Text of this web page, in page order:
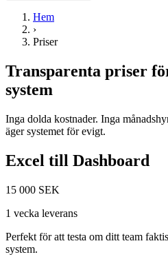
Hem
›
Priser
Transparenta priser
system
Inga dolda kostnader. Inga
äger systemet för evigt.
Excel till Dashboard
15 000 SEK
1 vecka leverans
Perfekt för att testa om ditt team
system.